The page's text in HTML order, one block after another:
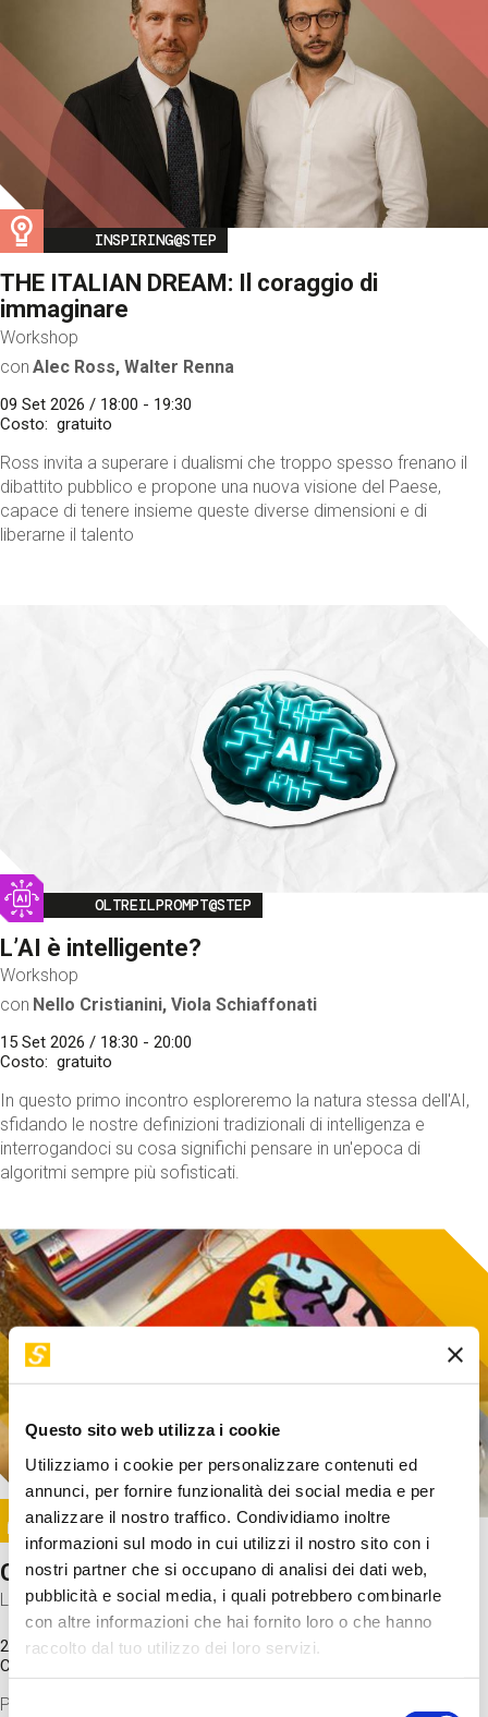
Questo sito web utilizza i cookie
Utilizziamo i cookie per personalizzare contenuti ed
annunci, per fornire funzionalità dei social media e per
analizzare il nostro traffico. Condividiamo inoltre
informazioni sul modo in cui utilizzi il nostro sito con i
nostri partner che si occupano di analisi dei dati web,
pubblicità e social media, i quali potrebbero combinarle
con altre informazioni che hai fornito loro o che hanno
raccolto dal tuo utilizzo dei loro servizi.
Selezione
Image
INSPIRING@STEP
THE ITALIAN DREAM: Il coraggio di
immaginare
Workshop
con Alec Ross, Walter Renna
09 Set 2026 / 18:00 - 19:30
Costo
gratuito
Ross invita a superare i dualismi che troppo spesso frenano il
dibattito pubblico e propone una nuova visione del Paese,
capace di tenere insieme queste diverse dimensioni e di
liberarne il talento
Image
OLTREILPROMPT@STEP
L’AI è intelligente?
Workshop
con Nello Cristianini, Viola Schiaffonati
15 Set 2026 / 18:30 - 20:00
Costo
gratuito
In questo primo incontro esploreremo la natura stessa dell'AI,
sfidando le nostre definizioni tradizionali di intelligenza e
interrogandoci su cosa significhi pensare in un'epoca di
algoritmi sempre più sofisticati.
Image
SUNDAY@STEP
Come funziona il cervello?
Laboratorio
20 Set 2026 / 11:15 - 13:00
Costo
Proveremo a costruire un cervello in cartoncino cercando di